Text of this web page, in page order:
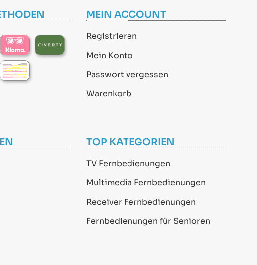
MEIN ACCOUNT
Registrieren
Mein Konto
Passwort vergessen
Warenkorb
TOP KATEGORIEN
TV Fernbedienungen
Multimedia Fernbedienungen
Receiver Fernbedienungen
Fernbedienungen für Senioren